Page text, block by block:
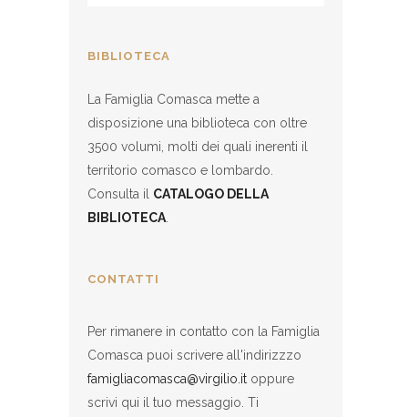
BIBLIOTECA
La Famiglia Comasca mette a
disposizione una biblioteca con oltre
3500 volumi, molti dei quali inerenti il
territorio comasco e lombardo.
Consulta il CATALOGO DELLA
BIBLIOTECA
CONTATTI
Per rimanere in contatto con la Famiglia
Comasca puoi scrivere all'indirizzzo
famigliacomasca@virgilio.it oppure
scrivi qui il tuo messaggio. Ti